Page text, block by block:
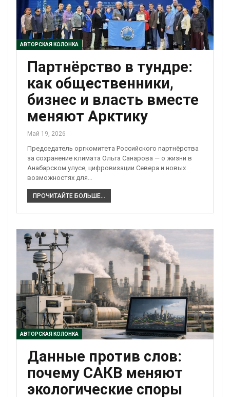
АВТОРСКАЯ КОЛОНКА
Партнёрство в тундре:
как общественники,
бизнес и власть вместе
меняют Арктику
Май 19, 2026
Председатель оргкомитета Российского партнёрства
за сохранение климата Ольга Санарова — о жизни в
Анабарском улусе, цифровизации Севера и новых
возможностях для…
ПРОЧИТАЙТЕ БОЛЬШЕ...
АВТОРСКАЯ КОЛОНКА
Данные против слов:
почему САКВ меняют
экологические споры